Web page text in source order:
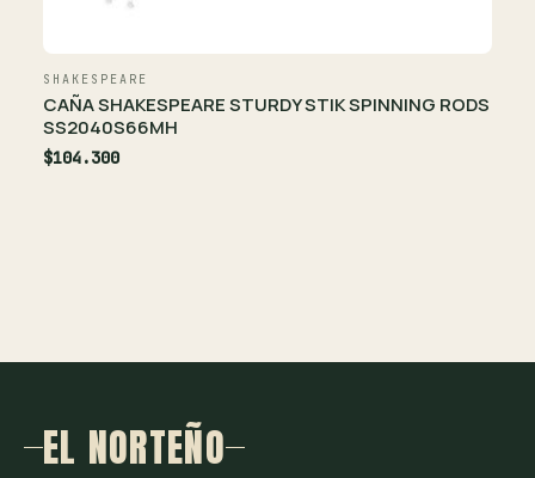
SHAKESPEARE
CAÑA SHAKESPEARE STURDY STIK SPINNING RODS
SS2040S66MH
$104.300
EL NORTEÑO